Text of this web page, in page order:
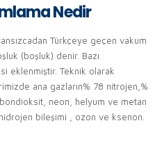
Nedir
Türkçeye geçen vakum
(boşluk) denir. Bazı
eklenmiştir. Teknik olarak
ana gazların% 78 nitrojen,%
neon, helyum ve metan
bileşimi , ozon ve ksenon.